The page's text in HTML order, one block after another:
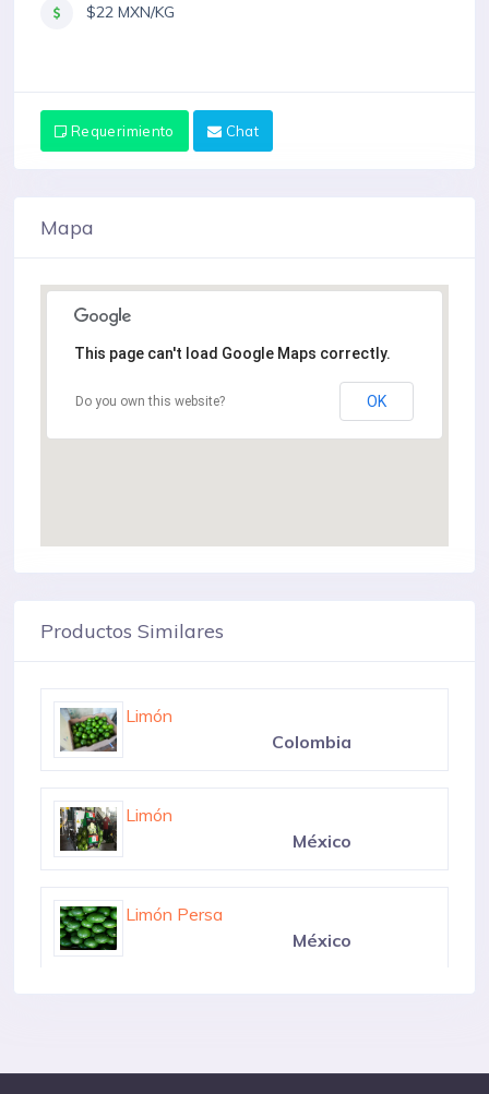
$22 MXN/KG
Requerimiento Chat
Mapa
This page can't load Google Maps correctly.
Do you own this website? OK
Productos Similares
Limón
Colombia
Limón
México
Limón Persa
México